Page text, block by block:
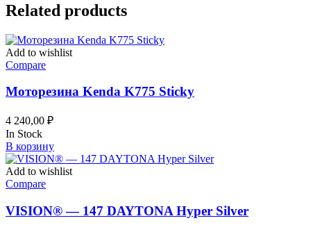
Related products
Add to wishlist
Compare
Моторезина Kenda K775 Sticky
4 240,00 ₽
In Stock
В корзину
Add to wishlist
Compare
VISION® — 147 DAYTONA Hyper Silver